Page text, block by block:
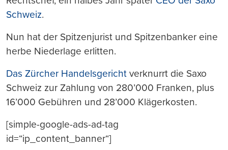
Schweiz.
Nun hat der Spitzenjurist und Spitzenbanker eine
herbe Niederlage erlitten.
Das Zürcher Handelsgericht verknurrt die Saxo
Schweiz zur Zahlung von 280’000 Franken, plus
16’000 Gebühren und 28’000 Klägerkosten.
[simple-google-ads-ad-tag
id=“ip_content_banner“]